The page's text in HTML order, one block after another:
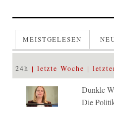
MEISTGELESEN
24h letzte Woche
Dunkle
Die